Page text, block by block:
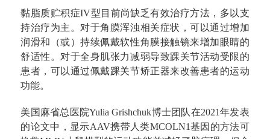
黏脂质贮积症IV型目前尚缺乏有效治疗方法，多以支
持治疗为主。对于角膜浑浊相关症状，可以通过增加
润滑和（或）持续佩戴软性角膜接触镜来增加眼睛的
舒适性。对于全身肌张力减弱导致踝关节活动受限的
患者，可以通过佩戴踝关节矫正器来改善患者的运动
功能。
美国麻省总医院Yulia Grishchuk博士团队在2021年发表
的论文中，显示AAV携带人类MCOLN1基因的方法可